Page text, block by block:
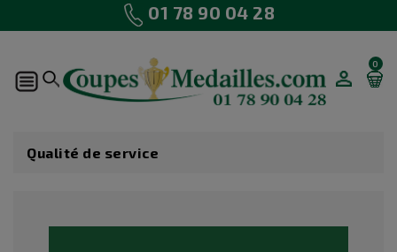
01 78 90 04 28
0
Qualité de service